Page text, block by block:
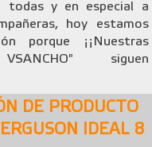
todas y en especial a
hoy estamos
porque ¡¡Nuestras
siguen
DE PRODUCTO
IDEAL 8